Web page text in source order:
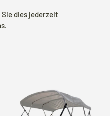
Sie dies jederzeit